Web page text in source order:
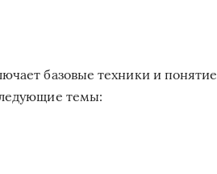
базовые техники и понятие
темы: